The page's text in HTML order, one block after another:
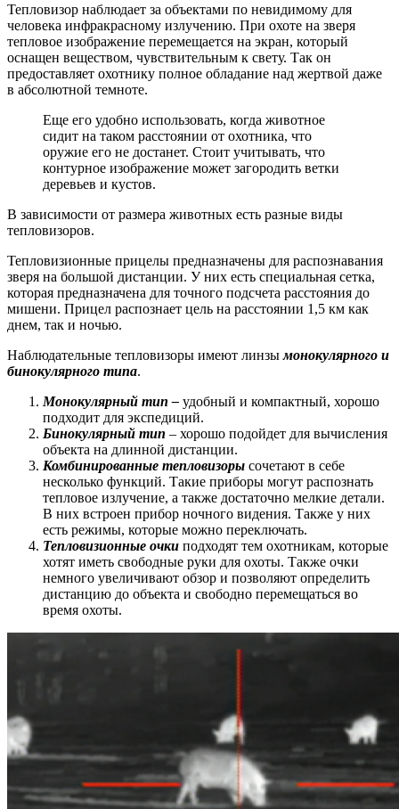
Тепловизор наблюдает за объектами по невидимому для
человека инфракрасному излучению. При охоте на зверя
тепловое изображение перемещается на экран, который
оснащен веществом, чувствительным к свету. Так он
предоставляет охотнику полное обладание над жертвой даже
в абсолютной темноте.
Еще его удобно использовать, когда животное
сидит на таком расстоянии от охотника, что
оружие его не достанет. Стоит учитывать, что
контурное изображение может загородить ветки
деревьев и кустов.
В зависимости от размера животных есть разные виды
тепловизоров.
Тепловизионные прицелы предназначены для распознавания
зверя на большой дистанции. У них есть специальная сетка,
которая предназначена для точного подсчета расстояния до
мишени. Прицел распознает цель на расстоянии 1,5 км как
днем, так и ночью.
Наблюдательные тепловизоры имеют линзымонокулярного и
бинокулярного типа.
Монокулярный тип – удобный и компактный, хорошо
подходит для экспедиций.
Бинокулярный тип – хорошо подойдет для вычисления
объекта на длинной дистанции.
Комбинированные тепловизоры сочетают в себе
несколько функций. Такие приборы могут распознать
тепловое излучение, а также достаточно мелкие детали.
В них встроен прибор ночного видения. Также у них
есть режимы, которые можно переключать.
Тепловизионные очки подходят тем охотникам, которые
хотят иметь свободные руки для охоты. Также очки
немного увеличивают обзор и позволяют определить
дистанцию до объекта и свободно перемещаться во
время охоты.